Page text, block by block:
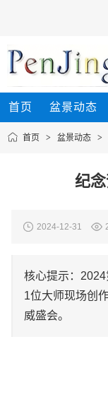
首页 盆景动态
首页 > 盆景动态 >
纪
2024-12-31
核心提示：
1位大师现场创
威盛会。